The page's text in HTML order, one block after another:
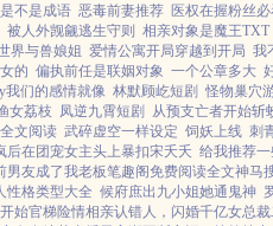
不是成语 恶毒前妻推荐 医权在握粉丝
被人外觊觎逃生守则 相亲对象是魔王TXT
界与兽娘姐 爱情公寓开局穿越到开局 我
的 偏执前任是联姻对象 一个公章多大
我们的感情就像 林默顾屹短剧 怪物巢穴
女荔枝 凤逆九霄短剧 从预支亡者开始斩
文阅读 武碎虚空一样设定 饲妖上线 刺
后在团宠女主头上暴扣宋夭夭 给我推荐
男友成了我老板笔趣阁免费阅读全文神马
性格类型大全 候府庶出九小姐她通鬼神
始官梯险情相亲认错人，闪婚千亿女总裁